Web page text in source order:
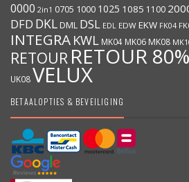
0000 2in1 0705 1000 1025 1085 1100
DFD DKL DML DSL EDL EDW EKW FK04
INTEGRA KWL MK04 MK06 MK08
RETOUR RETOUR 80%
UK08VELUX
BETAALOPTIES & BEVEILIGING